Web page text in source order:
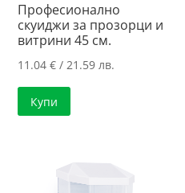
Професионално
скуиджи за прозорци и
витрини 45 см.
11.04€ / 21.59 лв.
Купи